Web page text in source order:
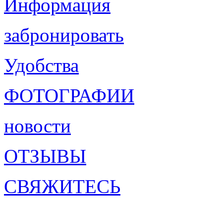
Информация
забронировать
Удобства
ФОТОГРАФИИ
новости
ОТЗЫВЫ
СВЯЖИТЕСЬ